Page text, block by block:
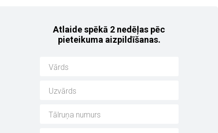
Atlaide spēkā 2 nedēļas pēc
pieteikuma aizpildīšanas.